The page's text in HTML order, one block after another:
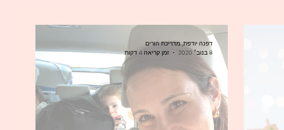
דפנה יודפת, מדריכת הורים
8 בנוב׳ 2020
זמן קריאה 4 דקות